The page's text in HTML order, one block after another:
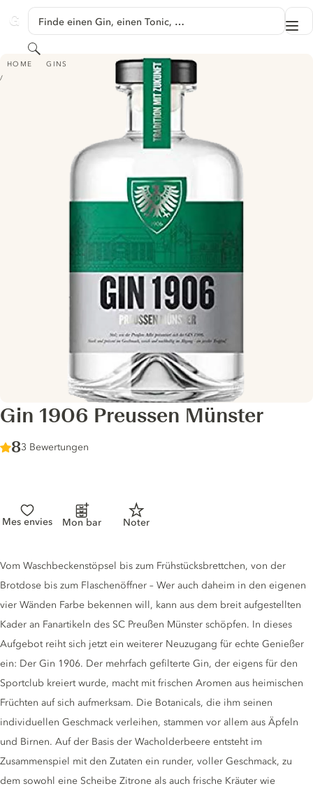
GINVENTORY
Finde einen Gin, einen Tonic, …
Suchen
HOME GINS
GIN 1906 PREUSSEN MÜNSTER
Gin 1906 Preussen Münster
Score :
8/ 10
3 Bewertungen
Mes envies Mon bar Noter
Gin description
Vom Waschbeckenstöpsel bis zum Frühstücksbrettchen, von der
Brotdose bis zum Flaschenöffner – Wer auch daheim in den eigenen
vier Wänden Farbe bekennen will, kann aus dem breit aufgestellten
Kader an Fanartikeln des SC Preußen Münster schöpfen. In dieses
Aufgebot reiht sich jetzt ein weiterer Neuzugang für echte Genießer
ein: Der Gin 1906. Der mehrfach gefilterte Gin, der eigens für den
Sportclub kreiert wurde, macht mit frischen Aromen aus heimischen
Früchten auf sich aufmerksam. Die Botanicals, die ihm seinen
individuellen Geschmack verleihen, stammen vor allem aus Äpfeln
und Birnen. Auf der Basis der Wacholderbeere entsteht im
Zusammenspiel mit den Zutaten ein runder, voller Geschmack, zu
dem sowohl eine Scheibe Zitrone als auch frische Kräuter wie